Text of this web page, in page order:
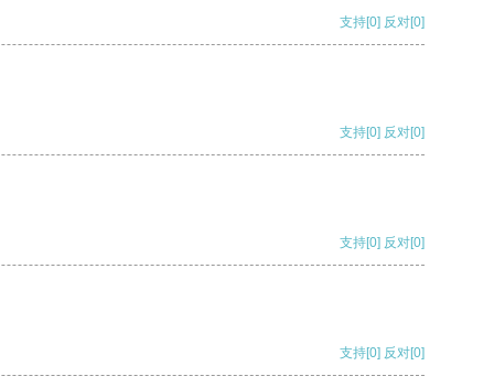
支持[0] 反对[0]
支持[0] 反对[0]
支持[0] 反对[0]
支持[0] 反对[0]